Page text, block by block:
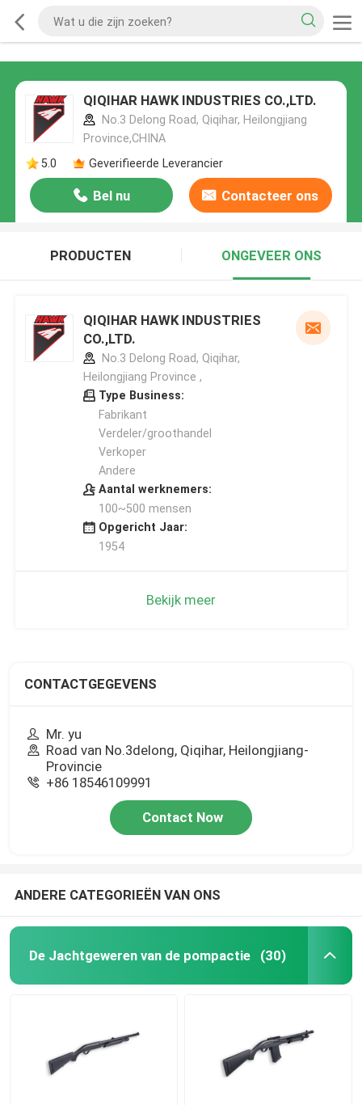
QIQIHAR HAWK INDUSTRIES CO.,LTD.
No.3 Delong Road, Qiqihar, Heilongjiang
Province,CHINA
5.0
Geverifieerde Leverancier
Bel nu Contacteer ons
PRODUCTEN ONGEVEER ONS
QIQIHAR HAWK INDUSTRIES
CO.,LTD.
No.3 Delong Road, Qiqihar,
Heilongjiang Province ,
Type Business:
Fabrikant
Verdeler/groothandel
Verkoper
Andere
Aantal werknemers:
100~500 mensen
Opgericht Jaar:
1954
Bekijk meer
CONTACTGEGEVENS
Mr. yu
Road van No.3delong, Qiqihar, Heilongjiang-
Provincie
+86 18546109991
Contact Now
ANDERE CATEGORIEËN VAN ONS
De Jachtgeweren van de pompactie (30)